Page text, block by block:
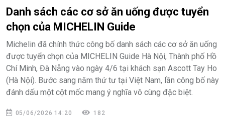
Danh sách các cơ sở ăn uống được tuyển
chọn của MICHELIN Guide
Michelin đã chính thức công bố danh sách các cơ sở ăn uống
được tuyển chọn của MICHELIN Guide Hà Nội, Thành phố Hồ
Chí Minh, Đà Nẵng vào ngày 4/6 tại khách sạn Ascott Tay Ho
(Hà Nội). Bước sang năm thứ tư tại Việt Nam, lần công bố này
đánh dấu một cột mốc mang ý nghĩa vô cùng đặc biệt.
05/06/2026 14:20 182